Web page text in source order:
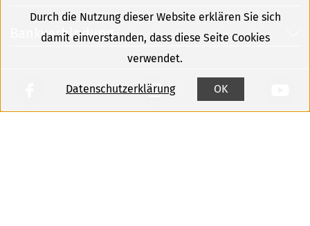
Bankverbindung
Durch die Nutzung dieser Website erklären Sie sich
damit einverstanden, dass diese Seite Cookies
verwendet.
Datenschutzerklärung OK